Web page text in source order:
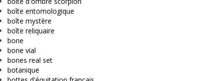
boîte entomologique
boîte mystère
boîte reliquaire
bone
bone vial
bones real set
botanique